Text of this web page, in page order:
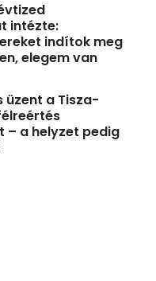
intézte:
indítok meg
elegem van
üzent a Tisza-
– a helyzet pedig